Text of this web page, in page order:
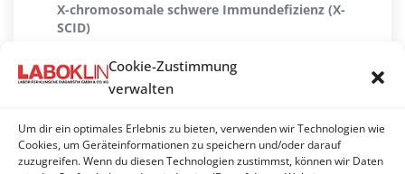
Cookie-Zustimmung
verwalten
Um dir ein optimales Erlebnis zu bieten, verwenden wir Technologien wie
Cookies, um Geräteinformationen zu speichern und/oder darauf
zuzugreifen. Wenn du diesen Technologien zustimmst, können wir Daten
X-chromosomale schwere Immundefizienz (X-
SCID)
X-linked Myopathie (XL-MTM)
Xanthinurie Typ II
ZNS-Atrophie mit zerebellarer Ataxie (CACA)